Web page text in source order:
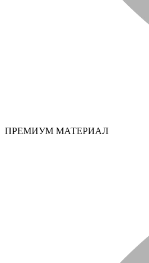
ПРЕМИУМ МАТЕРИАЛ